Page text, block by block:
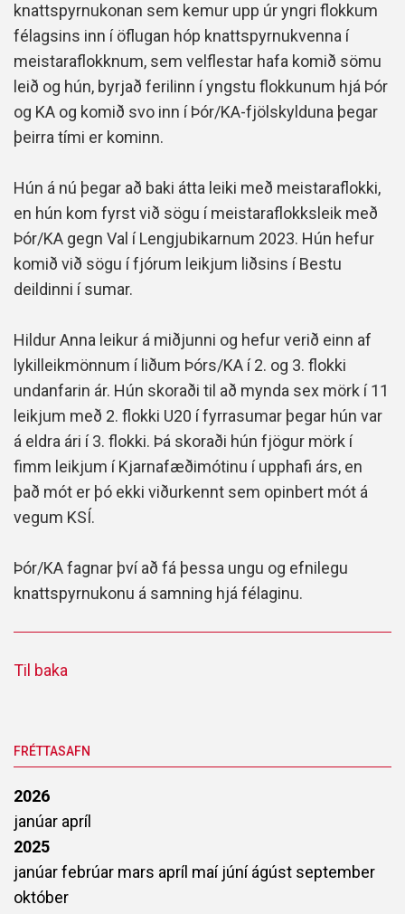
knattspyrnukonan sem kemur upp úr yngri flokkum
félagsins inn í öflugan hóp knattspyrnukvenna í
meistaraflokknum, sem velflestar hafa komið sömu
leið og hún, byrjað ferilinn í yngstu flokkunum hjá Þór
og KA og komið svo inn í Þór/KA-fjölskylduna þegar
þeirra tími er kominn.
Hún á nú þegar að baki átta leiki með meistaraflokki,
en hún kom fyrst við sögu í meistaraflokksleik með
Þór/KA gegn Val í Lengjubikarnum 2023. Hún hefur
komið við sögu í fjórum leikjum liðsins í Bestu
deildinni í sumar.
Hildur Anna leikur á miðjunni og hefur verið einn af
lykilleikmönnum í liðum Þórs/KA í 2. og 3. flokki
undanfarin ár. Hún skoraði til að mynda sex mörk í 11
leikjum með 2. flokki U20 í fyrrasumar þegar hún var
á eldra ári í 3. flokki. Þá skoraði hún fjögur mörk í
fimm leikjum í Kjarnafæðimótinu í upphafi árs, en
það mót er þó ekki viðurkennt sem opinbert mót á
vegum KSÍ.
Þór/KA fagnar því að fá þessa ungu og efnilegu
knattspyrnukonu á samning hjá félaginu.
Til baka
FRÉTTASAFN
2026
janúar apríl
2025
janúarfebrúar mars apríl maí júníágúst september
október